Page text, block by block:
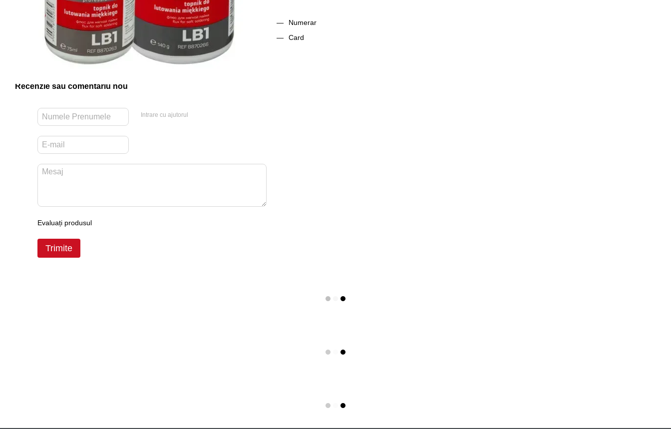
Recenzie sau comentariu nou
Intrare cu ajutorul
Evaluați produsul
Trimite
Numerar
Card